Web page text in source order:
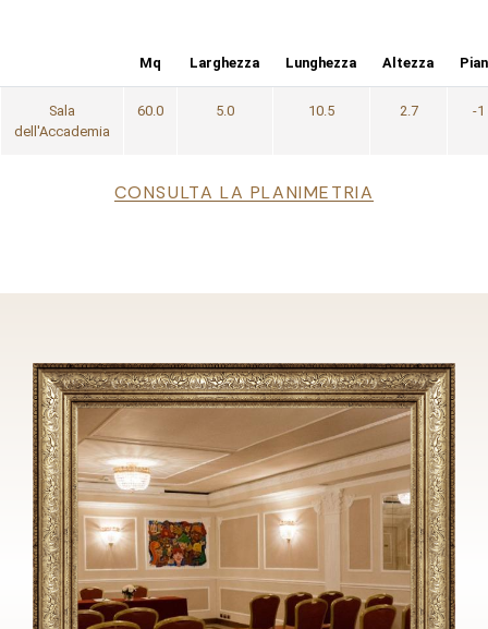
Mq Larghezza Lunghezza Altezza
Sala
dell'Accademia
60.0 5.0 10.5 2.7 -1
CONSULTA LA PLANIMETRIA